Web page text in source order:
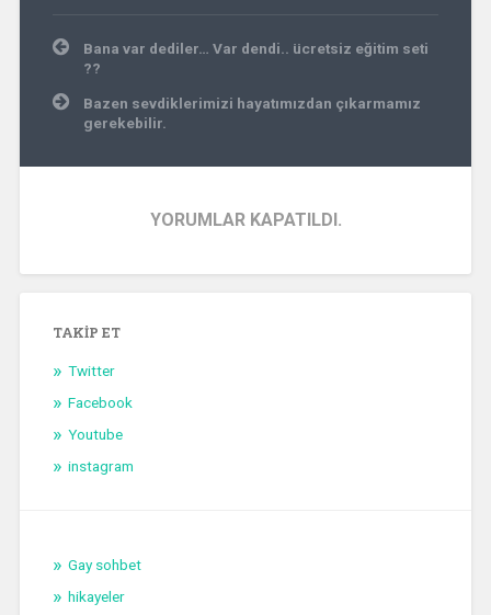
Yazı
gezinmesi
Bana var dediler… Var dendi.. ücretsiz eğitim seti
??
Bazen sevdiklerimizi hayatımızdan çıkarmamız
gerekebilir.
YORUMLAR KAPATILDI.
TAKIP ET
Twitter
Facebook
Youtube
instagram
Gay sohbet
hikayeler